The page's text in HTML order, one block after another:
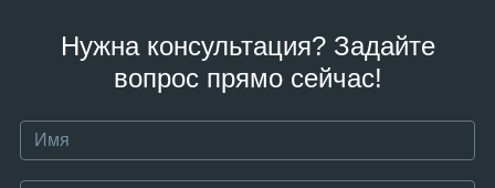
Нужна консультация? Задайте
вопрос прямо сейчас!